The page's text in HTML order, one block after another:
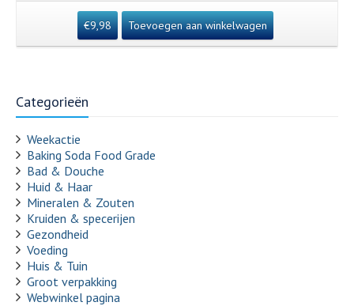
€9,98 Toevoegen aan winkelwagen
Categorieën
Weekactie
Baking Soda Food Grade
Bad & Douche
Huid & Haar
Mineralen & Zouten
Kruiden & specerijen
Gezondheid
Voeding
Huis & Tuin
Groot verpakking
Webwinkel pagina